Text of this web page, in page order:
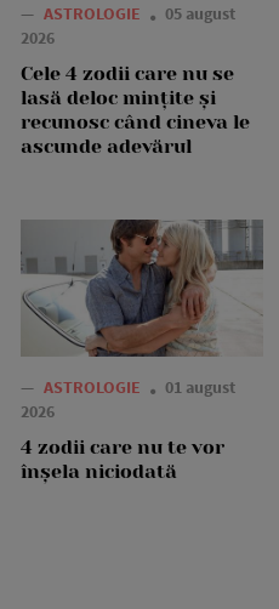
— ASTROLOGIE
05 august
2026
Cele 4 zodii care nu se
lasă deloc mințite și
recunosc când cineva le
ascunde adevărul
— ASTROLOGIE
01 august
2026
4 zodii care nu te vor
înșela niciodată